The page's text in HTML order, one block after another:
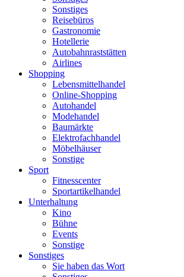
Sonstiges
Reisebüros
Gastronomie
Hotellerie
Autobahnraststätten
Airlines
Shopping
Lebensmittelhandel
Online-Shopping
Autohandel
Modehandel
Baumärkte
Elektrofachhandel
Möbelhäuser
Sonstige
Sport
Fitnesscenter
Sportartikelhandel
Unterhaltung
Kino
Bühne
Events
Sonstige
Sonstiges
Sie haben das Wort